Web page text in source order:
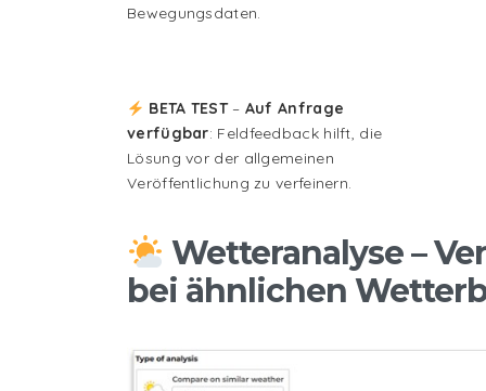
Bewegungsdaten.
BETA TEST – Auf Anfrage
verfügbar: Feldfeedback hilft, die
Lösung vor der allgemeinen
Veröffentlichung zu verfeinern.
Wetteranalyse –
bei ähnlichen